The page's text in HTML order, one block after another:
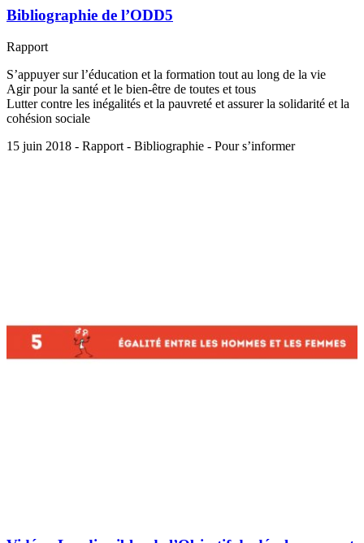
Bibliographie de l’ODD5
Rapport
S’appuyer sur l’éducation et la formation tout au long de la vie
Agir pour la santé et le bien-être de toutes et tous
Lutter contre les inégalités et la pauvreté et assurer la solidarité et la
cohésion sociale
15 juin 2018 - Rapport - Bibliographie - Pour s’informer